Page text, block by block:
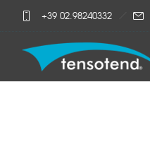
+39 02.98240332